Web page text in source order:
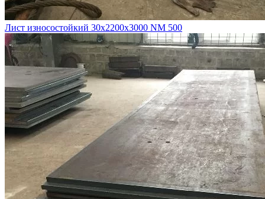
Лист износостойкий 30х2200х3000 NM 500